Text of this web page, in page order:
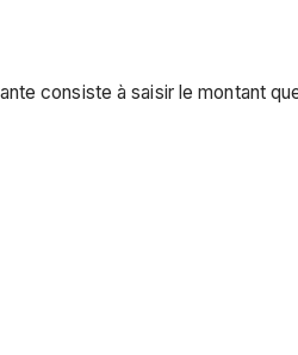
consiste à saisir le montant